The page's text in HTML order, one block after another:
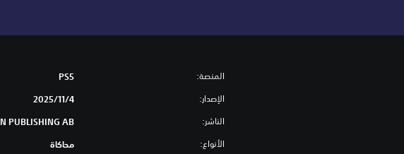
المنصة: PS5
الإصدار: 4‏/11‏/2025
الناشر: PUBLISHING AB
الأنواع: محاكاة